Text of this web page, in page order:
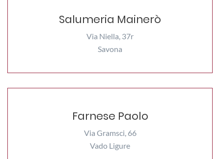
Salumeria Mainerò
Via Niella, 37r
Savona
Farnese Paolo
Via Gramsci, 66
Vado Ligure